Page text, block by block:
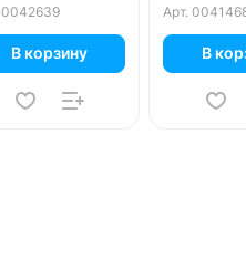
0042639
В корзину
Арт.
В